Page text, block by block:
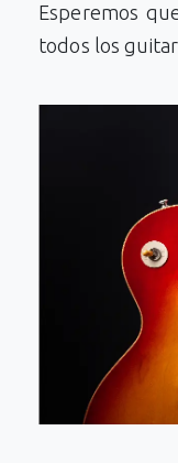
Esperemos
todos los